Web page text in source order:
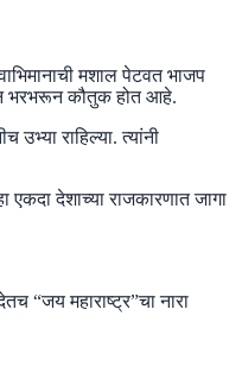
मशाल पेटवत भाजप
भरभरून कौतुक होत आहे.
राहिल्या. त्यांनी
देशाच्या राजकारणात जागा
“जय महाराष्ट्र”चा नारा